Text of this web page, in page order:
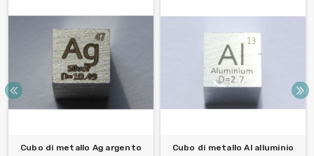
Cubo di metallo Ag argento
Cubo di metallo Al alluminio